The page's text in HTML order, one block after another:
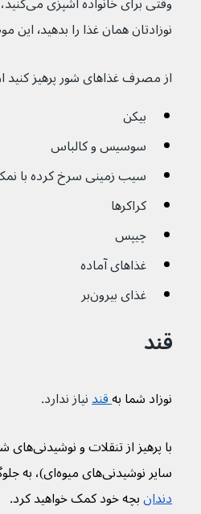
نوزادتان همان غذا را بدهید٬ این موضوع را با یاد داشته باشید.
از مصرف غذاهای شور پرهیز کنید
بیکن
سوسیس و کالباس
سیب زمینی سرخ کرده با
کراکرها
چیپس
غذاهای آماده
غذای بیرون‌بر
قند
نوزاد شما به قندنیاز ندارد.
سایر نوشیدنی‌های میوه‌ای)، به جلوگیری از
دندان بچه خود کمک خواهید کرد.